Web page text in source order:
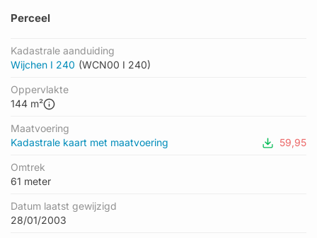
Perceel
Kadastrale aanduiding
Wijchen I 240 (WCN00 I 240)
Oppervlakte
144 m²
Maatvoering
Kadastrale kaart met maatvoering
59,95
Omtrek
61 meter
Datum laatst gewijzigd
28/01/2003